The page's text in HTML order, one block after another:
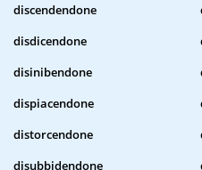
discendendone
disdicendone
disinibendone
dispiacendone
distorcendone
disubbidendone